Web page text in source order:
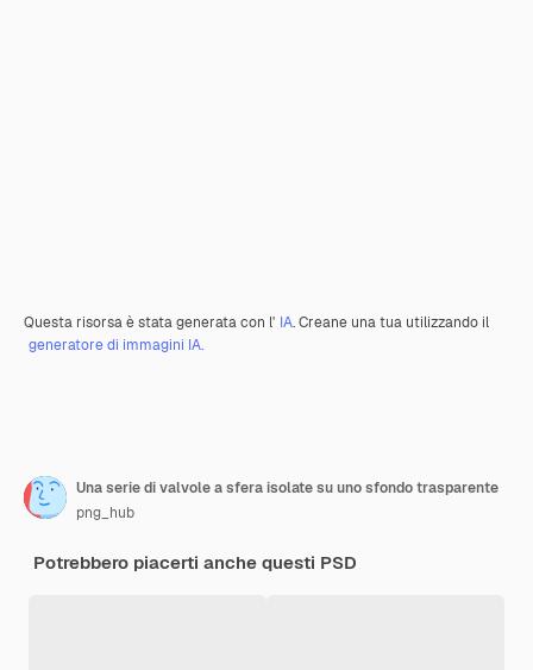
Questa risorsa è stata generata con l' IA. Creane una tua utilizzando il
generatore di immagini IA.
Una serie di valvole a sfera isolate su uno sfondo trasparente
png_hub
Potrebbero piacerti anche questi PSD